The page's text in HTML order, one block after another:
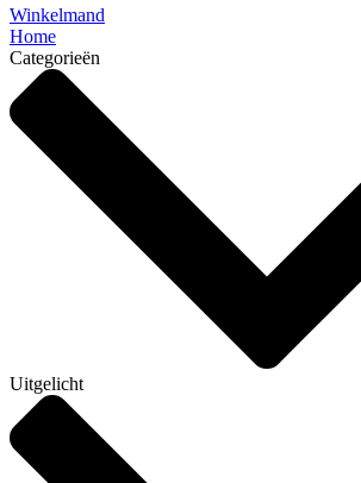
Winkelmand
Home
Categorieën
Uitgelicht